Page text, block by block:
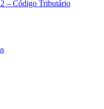
– Código Tributário